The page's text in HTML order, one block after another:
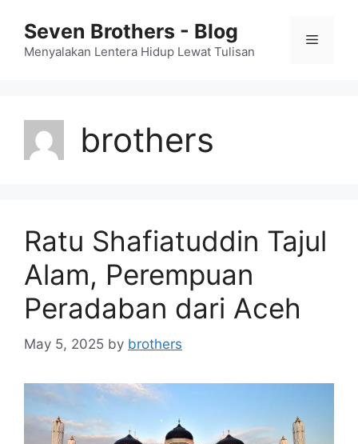
content
Seven Brothers - Blog
Menyalakan Lentera Hidup Lewat Tulisan
Menu
brothers
Ratu Shafiatuddin Tajul
Alam, Perempuan
Peradaban dari Aceh
May 5, 2025 by brothers